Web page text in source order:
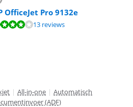
OfficeJet Pro 9132e
op 13 reviews.
13 reviews
| All-in-one | Automatisch
(ADF)